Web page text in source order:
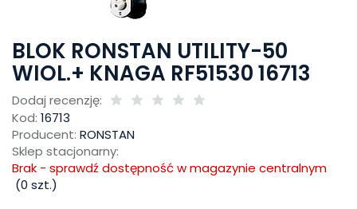
BLOK RONSTAN UTILITY-50
WIOL.+ KNAGA RF51530 16713
Dodaj recenzję:
Kod: 16713
Producent: RONSTAN
Sklep stacjonarny:
Brak - sprawdź dostępność w magazynie centralnym
(0 szt.)